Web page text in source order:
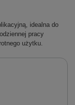
idealna do
pracy
użytku.